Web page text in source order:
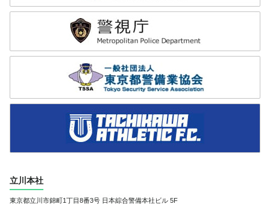
立川本社
東京都立川市錦町1丁目8番3号 日本綜合警備本社ビル 5F